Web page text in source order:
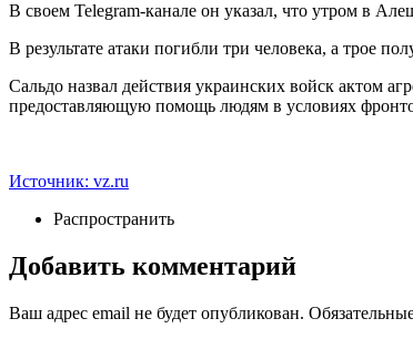
В своем Telegram-канале он указал, что утром в
В результате атаки погибли три человека, а трое
Сальдо назвал действия украинских войск актом
предоставляющую помощь людям в условиях
Источник: vz.ru
Распространить
Добавить комментарий
Ваш адрес email не будет опубликован.